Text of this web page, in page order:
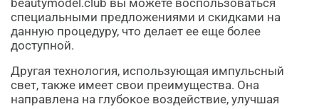
beautymodel.club вы можете воспользоваться
специальными предложениями и скидками на
данную процедуру, что делает ее еще более
доступной.
Другая технология, использующая импульсный
свет, также имеет свои преимущества. Она
направлена на глубокое воздействие, улучшая